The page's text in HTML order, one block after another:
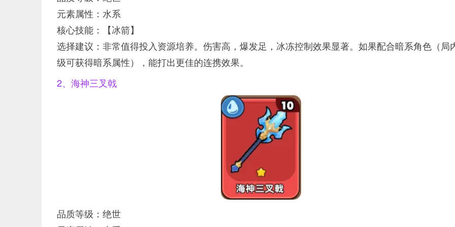
元素属性：水系
核心技能：【冰箭】
选择建议：非常值得投入资源培养。伤害高，爆发足，冰冻控制效果显著。如果配合暗系角色（局
级可获得暗系属性），能打出更佳的连携效果。
2、海神三叉戟
品质等级：绝世